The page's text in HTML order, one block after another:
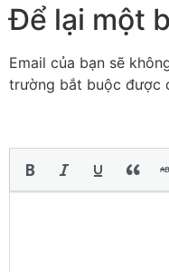
Để lại một
Email của bạn sẽ
trường bắt buộc được